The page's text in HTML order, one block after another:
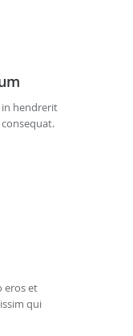
hendrerit
eros et
qui